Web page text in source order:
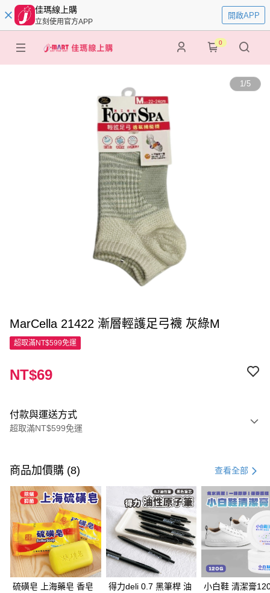
佳瑪線上購
立刻使用官方APP
開啟APP
0
1/5
MarCella 21422 漸層輕護足弓襪 灰綠M
超取滿NT$599免運
NT$69
付款與運送方式
超取滿NT$599免運
信用卡一次付款
超商取貨付款
LINE Pay
Apple Pay
街口支付
悠遊付
商品加價購 (8) 查看全部
硫磺皂 上海藥皂 香皂
得力deli 0.7 黑筆桿 油
小白鞋 清潔膏